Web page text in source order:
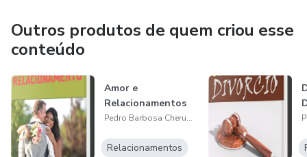
Outros produtos de quem criou esse
conteúdo
Amor e
Relacionamentos
Pedro Barbosa Cherubini
Relacionamentos